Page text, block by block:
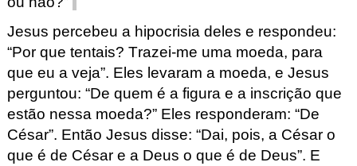
Jesus percebeu a hipocrisia deles e respondeu:
“Por que tentais? Trazei-me uma moeda, para
que eu a veja”. Eles levaram a moeda, e Jesus
perguntou: “De quem é a figura e a inscrição que
estão nessa moeda?” Eles responderam: “De
César”. Então Jesus disse: “Dai, pois, a César o
que é de César e a Deus o que é de Deus”. E